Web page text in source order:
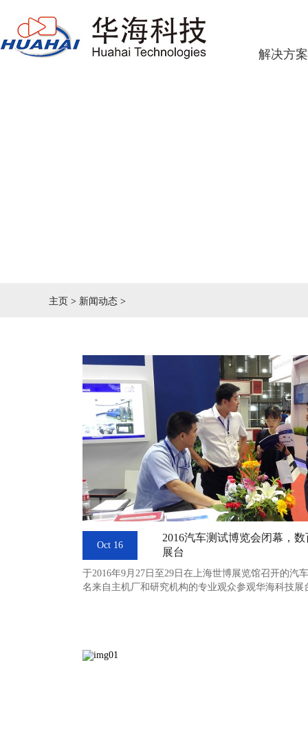
解决方案
主页 > 新闻动态 >
Oct 16
2016汽车测试博览会闭幕，
展台
于2016年9月27日至29日在上海世博展览馆召开的汽
名来自主机厂和研究机构的专业观众参观华海科技展